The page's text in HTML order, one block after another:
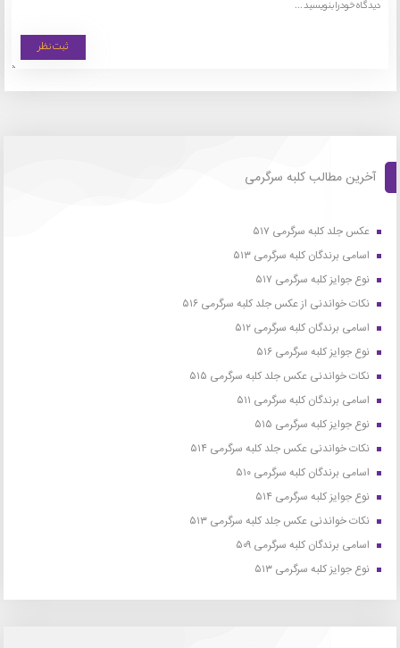
آخرین مطالب کلبه سرگرمی
عکس جلد کلبه سرگرمی ۵۱۷
اسامی برندگان کلبه سرگرمی ۵۱۳
نوع جوایز کلبه سرگرمی ۵۱۷
نکات خواندنی از عکس جلد کلبه سرگرمی ۵۱۶
اسامی برندگان کلبه سرگرمی ۵۱۲
نوع جوایز کلبه سرگرمی ۵۱۶
نکات خواندنی عکس جلد کلبه سرگرمی ۵۱۵
اسامی برندگان کلبه سرگرمی ۵۱۱
نوع جوایز کلبه سرگرمی ۵۱۵
نکات خواندنی عکس جلد کلبه سرگرمی ۵۱۴
اسامی برندگان کلبه سرگرمی ۵۱۰
نوع جوایز کلبه سرگرمی ۵۱۴
نکات خواندنی عکس جلد کلبه سرگرمی ۵۱۳
اسامی برندگان کلبه سرگرمی ۵۰۹
نوع جوایز کلبه سرگرمی ۵۱۳